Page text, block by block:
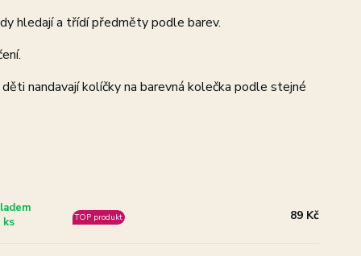
hledají a třídí předměty podle barev.
nandavají kolíčky na barevná kolečka podle stejné
ks
TOP produkt 89 Kč